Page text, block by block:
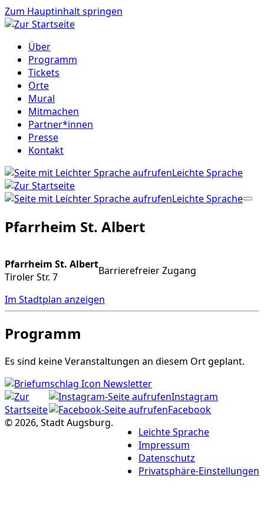
Zum Hauptinhalt springen
Über
Programm
Tickets
Orte
Mural
Mitmachen
Partner*innen
Presse
Kontakt
Leichte Sprache
Leichte Sprache
Pfarrheim St. Albert
Pfarrheim St. Albert
Tiroler Str. 7
Barrierefreier Zugang
Im Stadtplan anzeigen
Programm
Es sind keine Veranstaltungen an diesem Ort geplant.
Newsletter
Instagram
Facebook
© 2026, Stadt Augsburg.
Leichte Sprache
Impressum
Datenschutz
Privatsphäre-Einstellungen